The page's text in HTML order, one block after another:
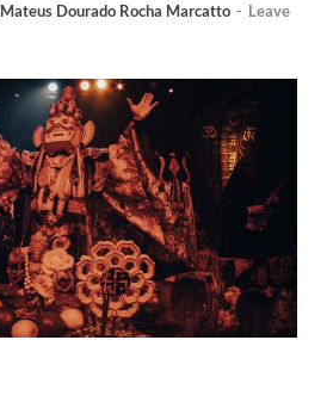
Mateus Dourado Rocha Marcatto - Leave